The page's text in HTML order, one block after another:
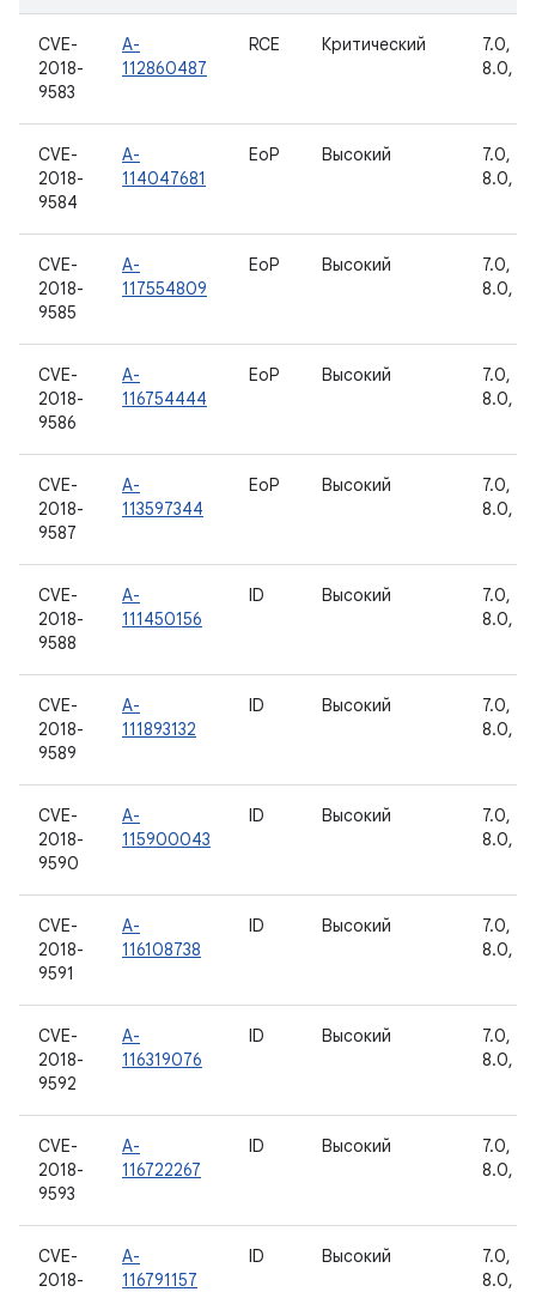
CVE-
2018-
9583
A-
112860487
RCE Критический
7.0,
8.0,
CVE-
2018-
9584
A-
114047681
EoP Высокий
7.0,
8.0,
CVE-
2018-
9585
A-
117554809
EoP Высокий
7.0,
8.0,
CVE-
2018-
9586
A-
116754444
EoP Высокий
7.0,
8.0,
CVE-
2018-
9587
A-
113597344
EoP Высокий
7.0,
8.0,
CVE-
2018-
9588
A-
111450156
ID Высокий
7.0,
8.0,
CVE-
2018-
9589
A-
111893132
ID Высокий
7.0,
8.0,
CVE-
2018-
9590
A-
115900043
ID Высокий
7.0,
8.0,
CVE-
2018-
9591
A-
116108738
ID Высокий
7.0,
8.0,
CVE-
2018-
9592
A-
116319076
ID Высокий
7.0,
8.0,
CVE-
2018-
9593
A-
116722267
ID Высокий
7.0,
8.0,
CVE-
2018-
A-
116791157
ID Высокий
7.0,
8.0,